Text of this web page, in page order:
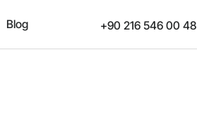
Blog +90 216 546 00 48